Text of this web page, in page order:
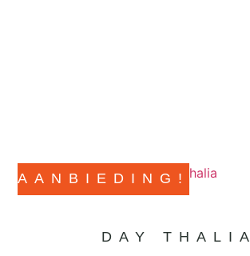
AANBIEDING!
DAY THALIA